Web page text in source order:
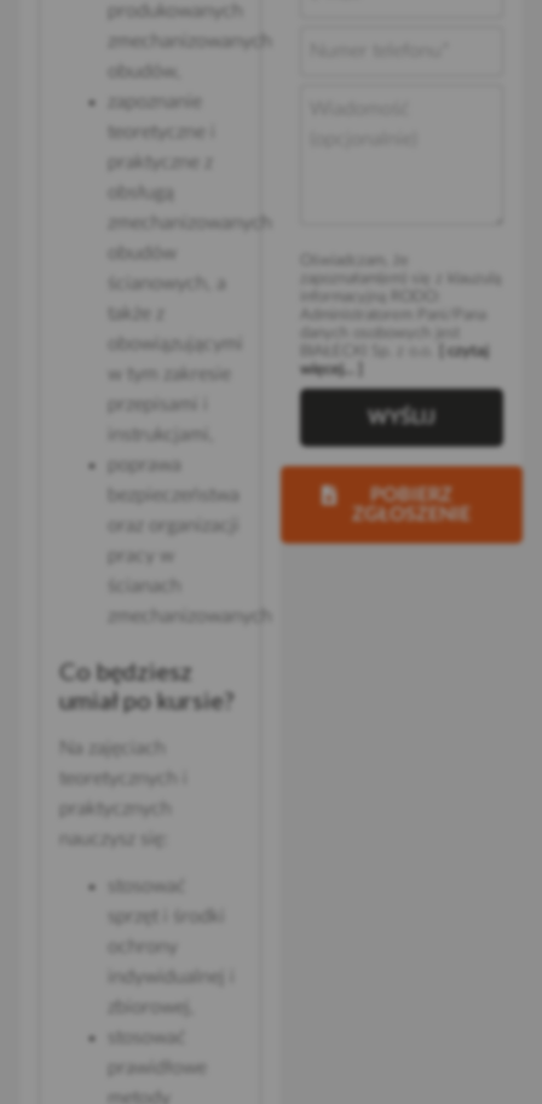
produkowanych
zmechanizowanych
obudów,
zapoznanie
teoretyczne i
praktyczne z
zmechanizowanych
obudów
ścianowych, a
obowiązującymi
w tym zakresie
poprawa
bezpieczeństwa
oraz organizacji
pracy w
ścianach
zmechanizowanych
Co będziesz
umiał po kursie?
Na zajęciach
stosować
indywidualnej i
zbiorowej,
stosować
prawidłowe
metody
[ czytaj
więcej... ]
WYŚLIJ
POBIERZ
ZGŁOSZENIE